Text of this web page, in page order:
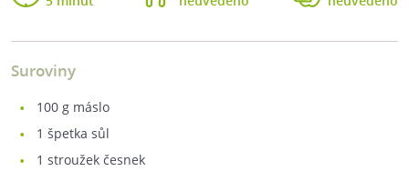
Suroviny
100 g máslo
1 špetka sůl
1 stroužek česnek